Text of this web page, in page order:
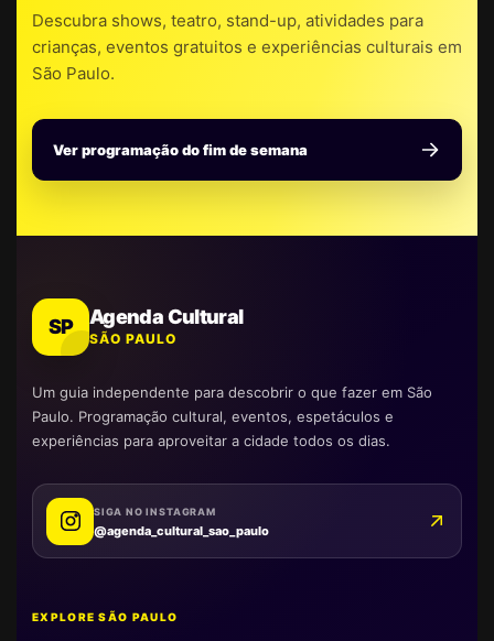
Descubra shows, teatro, stand-up, atividades para
crianças, eventos gratuitos e experiências culturais em
São Paulo.
Ver programação do fim de semana
SP Agenda Cultural
SÃO PAULO
Um guia independente para descobrir o que fazer em São
Paulo. Programação cultural, eventos, espetáculos e
experiências para aproveitar a cidade todos os dias.
SIGA NO INSTAGRAM
@agenda_cultural_sao_paulo
EXPLORE SÃO PAULO